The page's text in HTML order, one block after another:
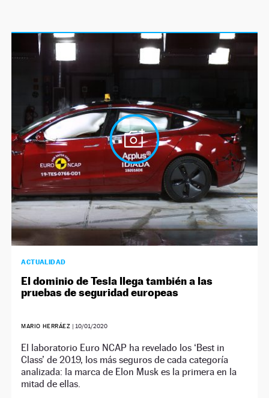
ACTUALIDAD
El dominio de Tesla llega también a las
pruebas de seguridad europeas
MARIO HERRÁEZ | 10/01/2020
El laboratorio Euro NCAP ha revelado los ‘Best in
Class’ de 2019, los más seguros de cada categoría
analizada: la marca de Elon Musk es la primera en la
mitad de ellas.